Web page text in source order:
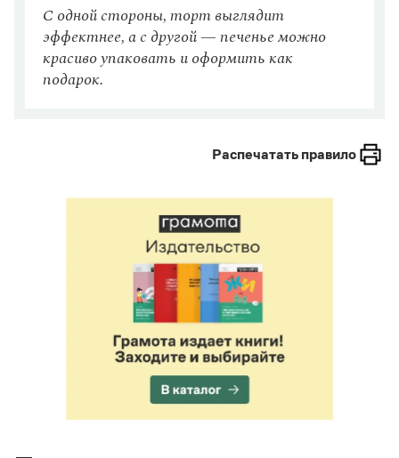
Словари
Учебники и справочники
Все книги
Приставки на З (С)
Гласные в приставках ПРЕ- и ПРИ-
Обособленные обстоятельства
Сложноподчинённое предложение
Сложносочинённое предложение
Сложное бессоюзное предложение
НЕ с прилагательными
Разделительные Ъ и Ь
Правописание Ь в глагольных формах
С одной стороны, торт выглядит
эффектнее, а с другой — печенье можно
красиво упаковать и оформить как
подарок.
Распечатать правило